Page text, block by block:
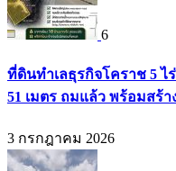
6
ที่ดินทำเลธุรกิจโคราช 5
51 เมตร ถมแล้ว พร้อมสร้
3 กรกฎาคม 2026